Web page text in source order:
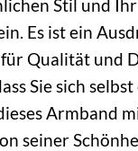
Stil und Ihr
Es ist ein
Qualität und
Sie sich
Armband
seiner